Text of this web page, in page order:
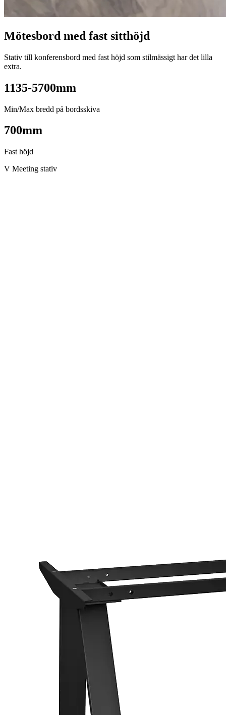
Mötesbord med fast sitthöjd
Stativ till konferensbord med fast höjd som stilmässigt har det lilla
extra.
1135-5700mm
Min/Max bredd på bordsskiva
700mm
Fast höjd
V Meeting stativ